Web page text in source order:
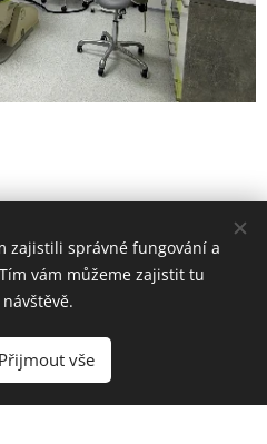
Veselí nad Moravou |
Webnode
zajistili správné fungování a
vám můžeme zajistit tu
Přijmout vše